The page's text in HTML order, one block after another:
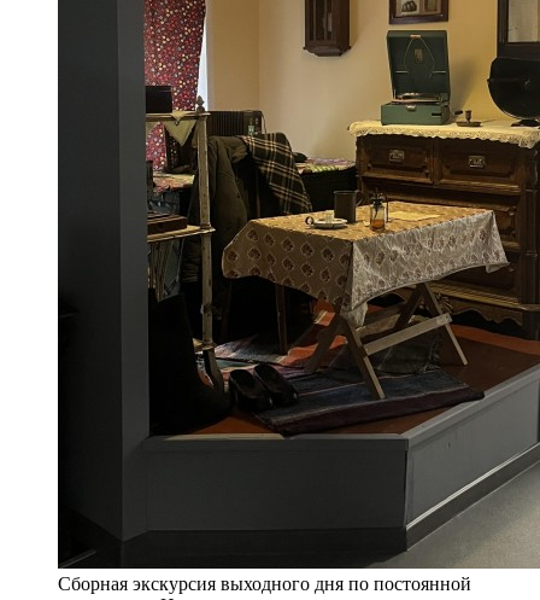
Сборная экскурсия выходного дня по постоянной